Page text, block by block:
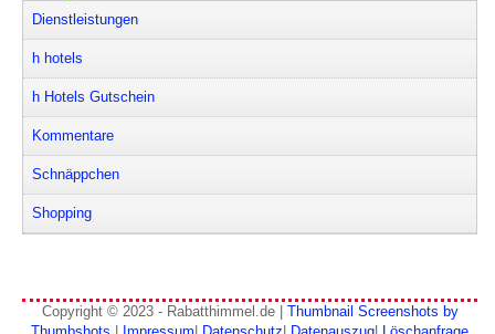
Dienstleistungen
h hotels
h Hotels Gutschein
Kommentare
Schnäppchen
Shopping
Copyright © 2023 - Rabatthimmel.de | Thumbnail Screenshots by